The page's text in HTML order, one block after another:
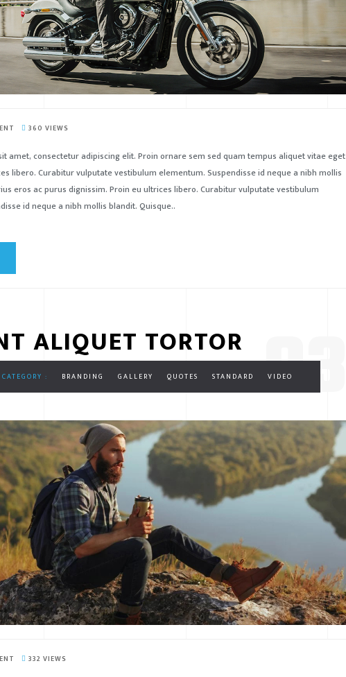
360 VIEWS
amet, consectetur adipiscing elit. Proin ornare sem sed quam tempus aliquet vitae eget
libero. Curabitur vulputate vestibulum elementum. Suspendisse id neque a nibh mollis
eros ac purus dignissim. Proin eu ultrices libero. Curabitur vulputate vestibulum
id neque a nibh mollis blandit. Quisque..
ALIQUET TORTOR
CATEGORY : BRANDING GALLERY QUOTES STANDARD VIDEO
332 VIEWS
03.